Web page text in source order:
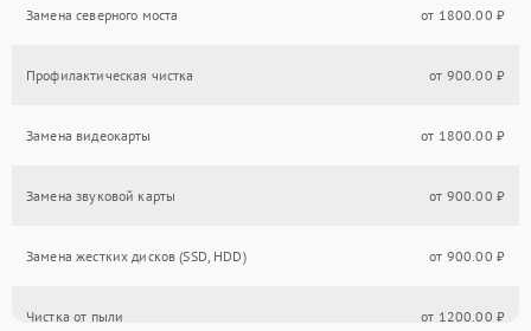
Замена северного моста от 1800.00 ₽
Профилактическая чистка от 900.00 ₽
Замена видеокарты от 1800.00 ₽
Замена звуковой карты от 900.00 ₽
Замена жестких дисков (SSD, HDD) от 900.00 ₽
Чистка от пыли от 1200.00 ₽